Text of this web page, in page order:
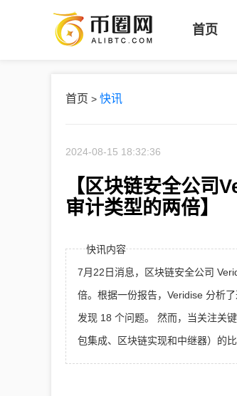
币
首页
首页 > 快讯
2024-08-15 18:32:36
【区块链安全公司
审计类型的两倍】
快讯内容
7月22日消息，区块链安全公司
倍。根据一份报告，Veridise 分析
发现 18 个问题。 然而，当关注关
包集成、区块链实现和中继器）的